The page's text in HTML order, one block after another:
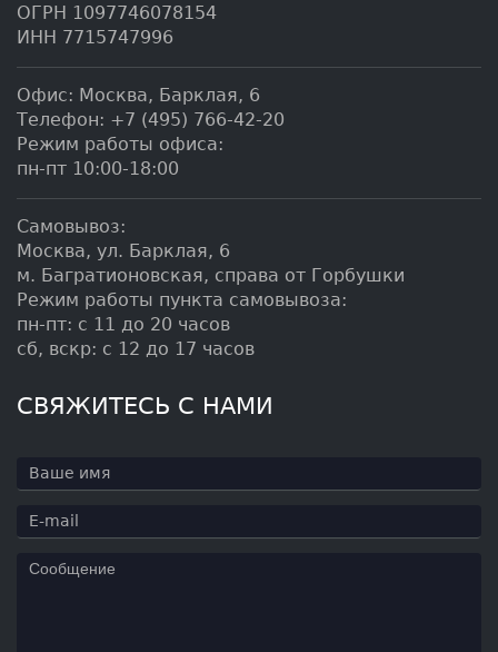
ОГРН 1097746078154
ИНН 7715747996
Офис: Москва, Барклая, 6
Телефон: +7 (495) 766-42-20
Режим работы офиса:
пн-пт 10:00-18:00
Самовывоз:
Москва, ул. Барклая, 6
м. Багратионовская, справа от Горбушки
Режим работы пункта самовывоза:
пн-пт: с 11 до 20 часов
сб, вскр: с 12 до 17 часов
СВЯЖИТЕСЬ С НАМИ